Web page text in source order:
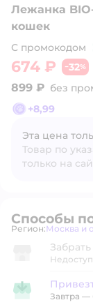
Лежанка
кошек
С промокодом
674 ₽ −32%
899 ₽ без
+8,99
Эта цена
Товар по
только на
Способы
Регион:Москва и
Привезти в
Завтра —